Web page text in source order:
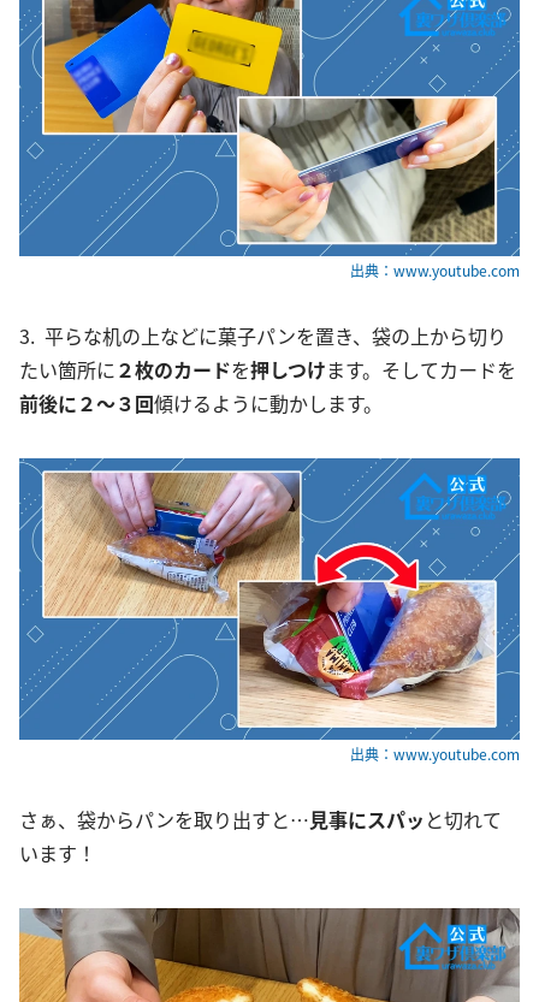
出典：www.youtube.com
3. 平らな机の上などに菓子パンを置き、袋の上から切り
たい箇所に２枚のカードを押しつけます。そしてカードを
前後に２〜３回傾けるように動かします。
出典：www.youtube.com
さぁ、袋からパンを取り出すと…見事にスパッ と切れて
います！